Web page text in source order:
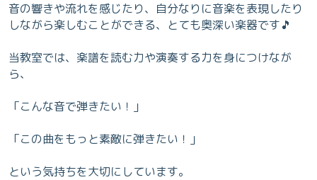
音の響きや流れを感じたり、自分なりに音楽を表現したり
しながら楽しむことができる、とても奥深い楽器です🎵
当教室では、楽譜を読む力や演奏する力を身につけなが
ら、
「こんな音で弾きたい！」
「この曲をもっと素敵に弾きたい！」
という気持ちを大切にしています。